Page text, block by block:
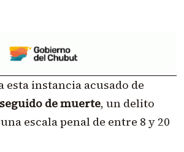
esta instancia acusado de
de muerte, un delito
escala penal de entre 8 y 20